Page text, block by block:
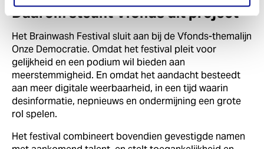
Daarom steunt Vfonds dit project
Het Brainwash Festival sluit aan bij de Vfonds-themalijn
Onze Democratie. Omdat het festival pleit voor
gelijkheid en een podium wil bieden aan
meerstemmigheid. En omdat het aandacht besteedt
aan meer digitale weerbaarheid, in een tijd waarin
desinformatie, nepnieuws en ondermijning een grote
rol spelen.
Het festival combineert bovendien gevestigde namen